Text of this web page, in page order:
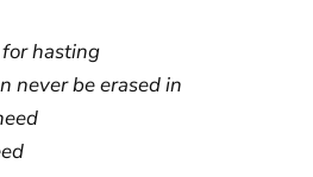
hasting
never be erased in